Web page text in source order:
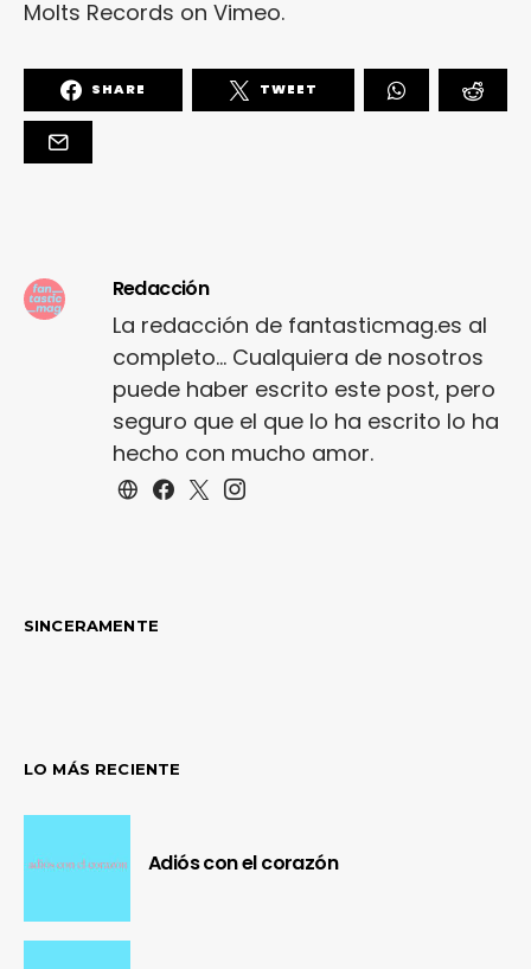
Molts Records on Vimeo.
SHARE TWEET
Redacción
La redacción de fantasticmag.es al
completo... Cualquiera de nosotros
puede haber escrito este post, pero
seguro que el que lo ha escrito lo ha
hecho con mucho amor.
SINCERAMENTE
LO MÁS RECIENTE
Adiós con el corazón